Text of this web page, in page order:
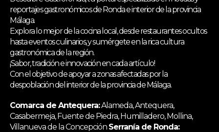
reportajes gastronómicos de Ronda e interior de la provincia
Málaga.
Explora lo mejor de la cocina local, desde restaurantes ocultos
hasta eventos culinarios, y sumérgete en la rica cultura
gastronómica de la región.
¡Sabor, tradición e innovación en cada artículo!
Con el objetivo de apoyar a zonas afectadas por la
despoblación del interior de la provincia de Málaga.
Comarca de Antequera:Alameda, Antequera,
Casabermeja, Fuente de Piedra, Humilladero, Mollina,
Villanueva de la Concepción Serranía de Ronda: